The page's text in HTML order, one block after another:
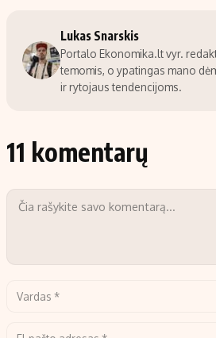
Lukas Snarskis
Portalo Ekonomika.lt vyr.
temomis, o ypatingas mano
ir rytojaus tendencijoms.
11 komentarų